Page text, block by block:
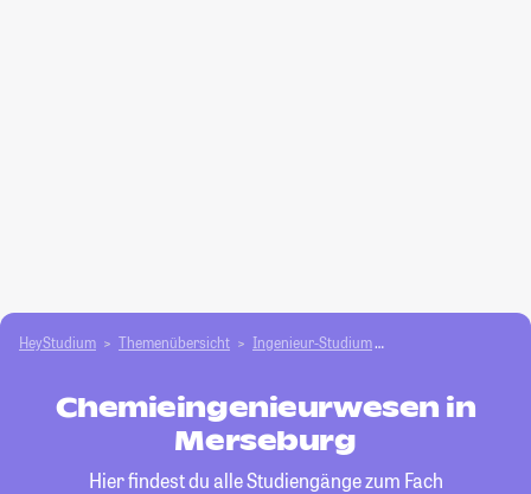
HeyStudium Themenübersicht Ingenieur-Studium
Chemieingenieurwesen in
Merseburg
Hier findest du alle Studiengänge zum Fach